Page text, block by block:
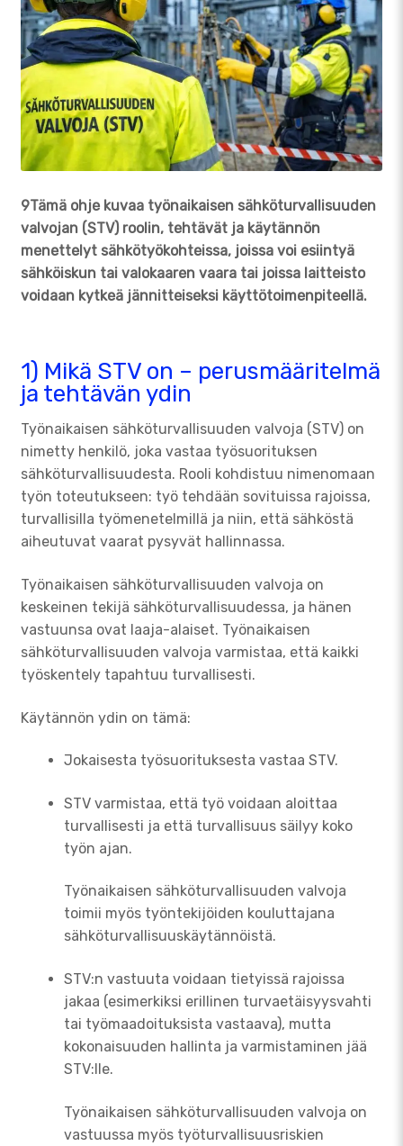
9Tämä ohje kuvaa työnaikaisen sähköturvallisuuden
valvojan (STV) roolin, tehtävät ja käytännön
menettelyt sähkötyökohteissa, joissa voi esiintyä
sähköiskun tai valokaaren vaara tai joissa laitteisto
voidaan kytkeä jännitteiseksi käyttötoimenpiteellä.
1) Mikä STV on – perusmääritelmä
ja tehtävän ydin
Työnaikaisen sähköturvallisuuden valvoja (STV) on
nimetty henkilö, joka vastaa työsuorituksen
sähköturvallisuudesta. Rooli kohdistuu nimenomaan
työn toteutukseen: työ tehdään sovituissa rajoissa,
turvallisilla työmenetelmillä ja niin, että sähköstä
aiheutuvat vaarat pysyvät hallinnassa.
Työnaikaisen sähköturvallisuuden valvoja on
keskeinen tekijä sähköturvallisuudessa, ja hänen
vastuunsa ovat laaja-alaiset. Työnaikaisen
sähköturvallisuuden valvoja varmistaa, että kaikki
työskentely tapahtuu turvallisesti.
Käytännön ydin on tämä:
Jokaisesta työsuorituksesta vastaa STV.
STV varmistaa, että työ voidaan aloittaa
turvallisesti ja että turvallisuus säilyy koko
työn ajan.
Työnaikaisen sähköturvallisuuden valvoja
toimii myös työntekijöiden kouluttajana
sähköturvallisuuskäytännöistä.
STV:n vastuuta voidaan tietyissä rajoissa
jakaa (esimerkiksi erillinen turvaetäisyysvahti
tai työmaadoituksista vastaava), mutta
kokonaisuuden hallinta ja varmistaminen jää
STV:lle.
Työnaikaisen sähköturvallisuuden valvoja on
vastuussa myös työturvallisuusriskien